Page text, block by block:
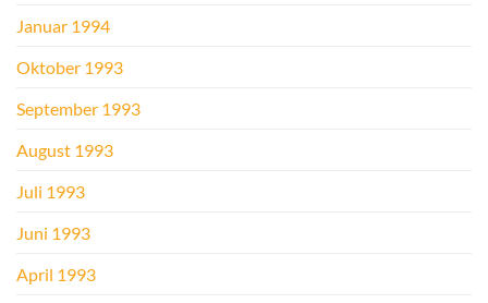
Januar 1994
Oktober 1993
September 1993
August 1993
Juli 1993
Juni 1993
April 1993